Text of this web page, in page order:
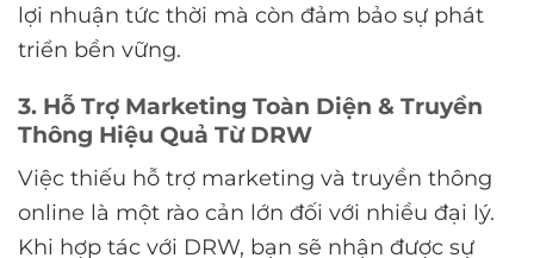
lợi nhuận tức thời mà còn đảm bảo sự phát
triển bền vững.
3. Hỗ Trợ Marketing Toàn Diện & Truyền
Thông Hiệu Quả Từ DRW
Việc thiếu hỗ trợ marketing và truyền thông
online là một rào cản lớn đối với nhiều đại lý.
Khi hợp tác với DRW, bạn sẽ nhận được sự